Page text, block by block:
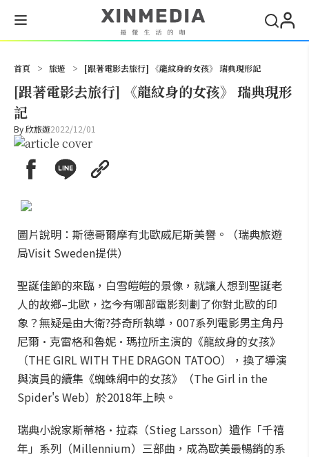
首頁 > 旅遊 > [跟著電影去旅行] 《龍紋身的女孩》 瑞典現形記
[跟著電影去旅行] 《龍紋身的女孩》 瑞典現形
記
By欣旅遊2022/12/01
圖片說明：斯德哥爾摩有北歐威尼斯美譽。（瑞典旅遊
局Visit Sweden提供）
聖誕佳節的來臨，白雪皚皚的景像，就讓人想到聖誕老
人的故鄉–北歐，迄今有哪部電影刻劃了你對北歐的印
象？無疑是由大衛?芬奇所執導，007系列電影男主角丹
尼爾·克雷格和魯妮·瑪拉所主演的《龍紋身的女孩》
（THE GIRL WITH THE DRAGON TATOO），換了導演
與演員的續集《蜘蛛網中的女孩》（The Girl in the
Spider's Web）於2018年上映。
瑞典小說家斯蒂格·拉森（Stieg Larsson）遺作「千禧
年」系列（Millennium）三部曲，成為歐美最暢銷的系